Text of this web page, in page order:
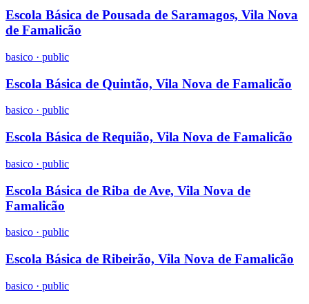
Escola Básica de Pousada de Saramagos, Vila Nova
de Famalicão
basico · public
Escola Básica de Quintão, Vila Nova de Famalicão
basico · public
Escola Básica de Requião, Vila Nova de Famalicão
basico · public
Escola Básica de Riba de Ave, Vila Nova de
Famalicão
basico · public
Escola Básica de Ribeirão, Vila Nova de Famalicão
basico · public